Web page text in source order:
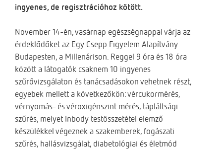
ingyenes, de regisztrációhoz kötött.
November 14-én, vasárnap egészségnappal várja az
érdeklődőket az Egy Csepp Figyelem Alapítvány
Budapesten, a Millenárison. Reggel 9 óra és 18 óra
között a látogatók csaknem 10 ingyenes
szűrővizsgálaton és tanácsadásokon vehetnek részt,
egyebek mellett a következőkön: vércukormérés,
vérnyomás- és véroxigénszint mérés, tápláltsági
szűrés, melyet Inbody testösszetétel elemző
készülékkel végeznek a szakemberek, fogászati
szűrés, hallásvizsgálat, diabetológiai és életmód